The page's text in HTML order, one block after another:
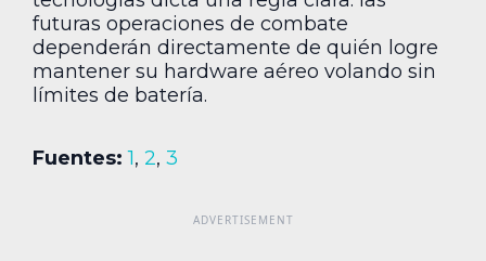
futuras operaciones de combate
dependerán directamente de quién logre
mantener su hardware aéreo volando sin
límites de batería.
Fuentes: 1, 2, 3